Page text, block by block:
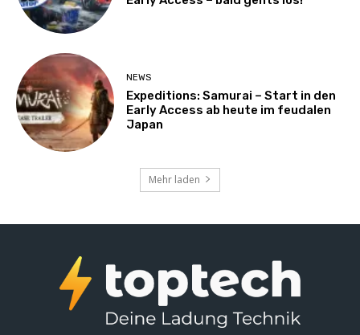
NEWS
Expeditions: Samurai – Start in den
Early Access ab heute im feudalen
Japan
Mehr laden